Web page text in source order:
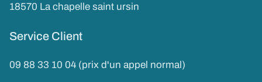
18570 La chapelle saint ursin
Service Client
09 88 33 10 04 (prix d'un appel normal)